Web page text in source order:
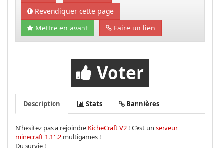
Revendiquer cette page
Mettre en avant
Faire un lien
Voter
Description Stats Bannières
N’hesitez pas a rejoindre KicheCraft V2 ! C’est un serveur
minecraft 1.11.2 multigames !
Du survie !